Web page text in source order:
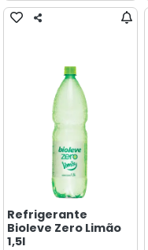
Refrigerante
Bioleve Zero Limão
1,5l